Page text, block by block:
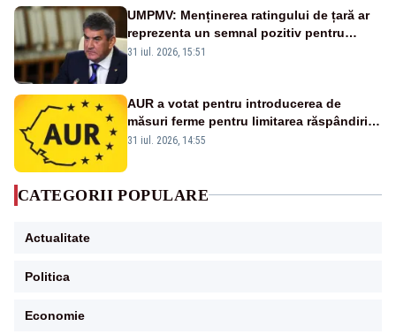
UMPMV: Menținerea ratingului de țară ar
reprezenta un semnal pozitiv pentru
România. Autoritățile trebuie să continue
31 iul. 2026, 15:51
AUR a votat pentru introducerea de
măsuri ferme pentru limitarea răspândirii
virusului pestei porcine africane
31 iul. 2026, 14:55
CATEGORII POPULARE
Actualitate
Politica
Economie